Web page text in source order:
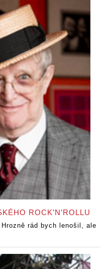
ROCK’N’ROLLU
rád bych lenošil, ale